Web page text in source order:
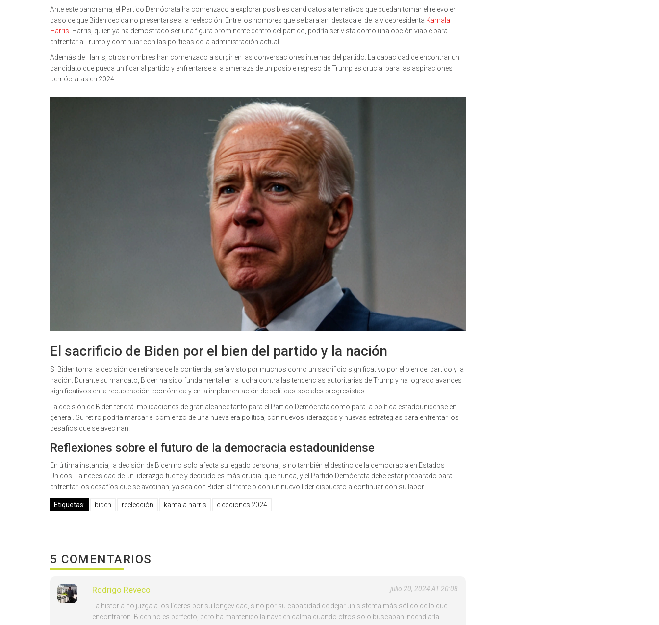
Ante este panorama, el Partido Demócrata ha comenzado a explorar posibles candidatos alternativos que puedan tomar el relevo en
caso de que Biden decida no presentarse a la reelección. Entre los nombres que se barajan, destaca el de la vicepresidenta Kamala
Harris . Harris, quien ya ha demostrado ser una figura prominente dentro del partido, podría ser vista como una opción viable para
enfrentar a Trump y continuar con las políticas de la administración actual.
Además de Harris, otros nombres han comenzado a surgir en las conversaciones internas del partido. La capacidad de encontrar un
candidato que pueda unificar al partido y enfrentarse a la amenaza de un posible regreso de Trump es crucial para las aspiraciones
demócratas en 2024.
El sacrificio de Biden por el bien del partido y la nación
Si Biden toma la decisión de retirarse de la contienda, sería visto por muchos como un sacrificio significativo por el bien del partido y la
nación. Durante su mandato, Biden ha sido fundamental en la lucha contra las tendencias autoritarias de Trump y ha logrado avances
significativos en la recuperación económica y en la implementación de políticas sociales progresistas.
La decisión de Biden tendrá implicaciones de gran alcance tanto para el Partido Demócrata como para la política estadounidense en
general. Su retiro podría marcar el comienzo de una nueva era política, con nuevos liderazgos y nuevas estrategias para enfrentar los
desafíos que se avecinan.
Reflexiones sobre el futuro de la democracia estadounidense
En última instancia, la decisión de Biden no solo afecta su legado personal, sino también el destino de la democracia en Estados
Unidos. La necesidad de un liderazgo fuerte y decidido es más crucial que nunca, y el Partido Demócrata debe estar preparado para
enfrentar los desafíos que se avecinan, ya sea con Biden al frente o con un nuevo líder dispuesto a continuar con su labor.
Etiquetas: biden reelección kamala harris elecciones 2024
5 COMENTARIOS
Rodrigo Reveco julio 20, 2024 AT 20:08
La historia no juzga a los líderes por su longevidad, sino por su capacidad de dejar un sistema más sólido de lo que
encontraron. Biden no es perfecto, pero ha mantenido la nave en calma cuando otros solo buscaban incendiarla.